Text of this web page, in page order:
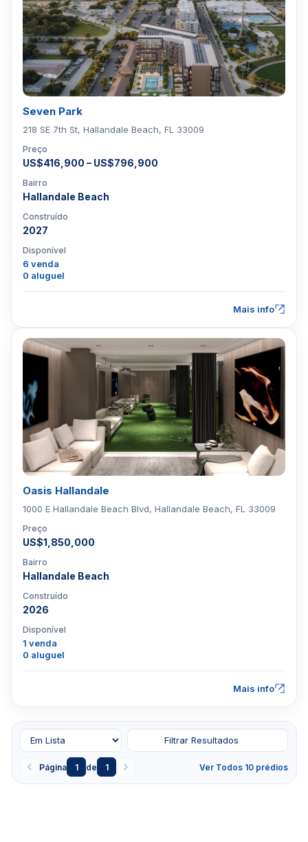
Seven Park
218 SE 7th St, Hallandale Beach, FL 33009
Preço
US$416,900 – US$796,900
Bairro
Hallandale Beach
Construído
2027
Disponível
6 venda
0 aluguel
Mais info
Oasis Hallandale
1000 E Hallandale Beach Blvd, Hallandale Beach, FL 33009
Preço
US$1,850,000
Bairro
Hallandale Beach
Construído
2026
Disponível
1 venda
0 aluguel
Mais info
Página 1 de 1 Ver Todos 10 prédios
Filtrar Resultados